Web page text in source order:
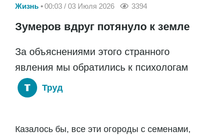
Жизнь 00:03 / 03 Июля 2026 3394
Зумеров вдруг потянуло к земле
За объяснениями этого странного
явления мы обратились к психологам
Труд
Казалось бы, все эти огороды с семенами,